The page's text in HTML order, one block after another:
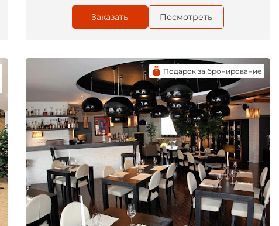
Заказать Посмотреть
Подарок за бронирование